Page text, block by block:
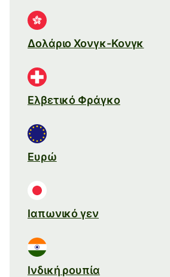
Δολάριο Χονγκ-Κονγκ
Ελβετικό Φράγκο
Ευρώ
Ιαπωνικό γεν
Ινδική ρουπία